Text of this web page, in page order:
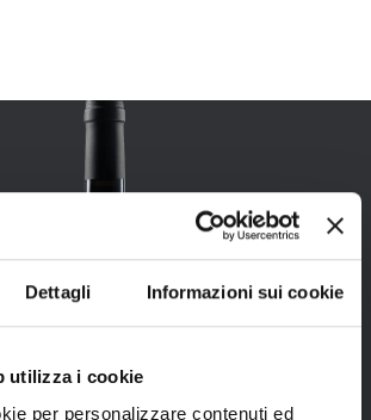
Dettagli Informazioni sui cookie
utilizza i cookie
per personalizzare contenuti ed